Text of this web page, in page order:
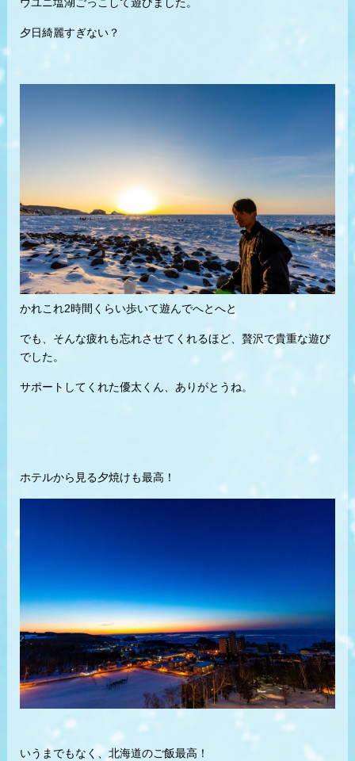
夕日綺麗すぎない？
かれこれ2時間くらい歩いて遊んでへとへと
でも、そんな疲れも忘れさせてくれるほど、贅沢で貴重な遊び
でした。
サポートしてくれた優太くん、ありがとうね。
ホテルから見る夕焼けも最高！
いうまでもなく、北海道のご飯最高！